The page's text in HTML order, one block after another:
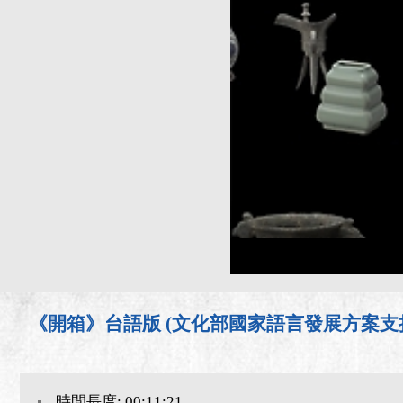
《開箱》台語版 (文化部國家語言發展方案